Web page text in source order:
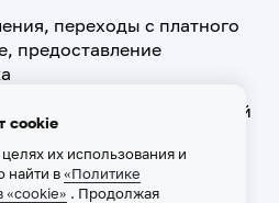
переходы с платного
предоставление
медицинской
на должностях
cookie
их использования и
найти в«Политике
«cookie» . Продолжая